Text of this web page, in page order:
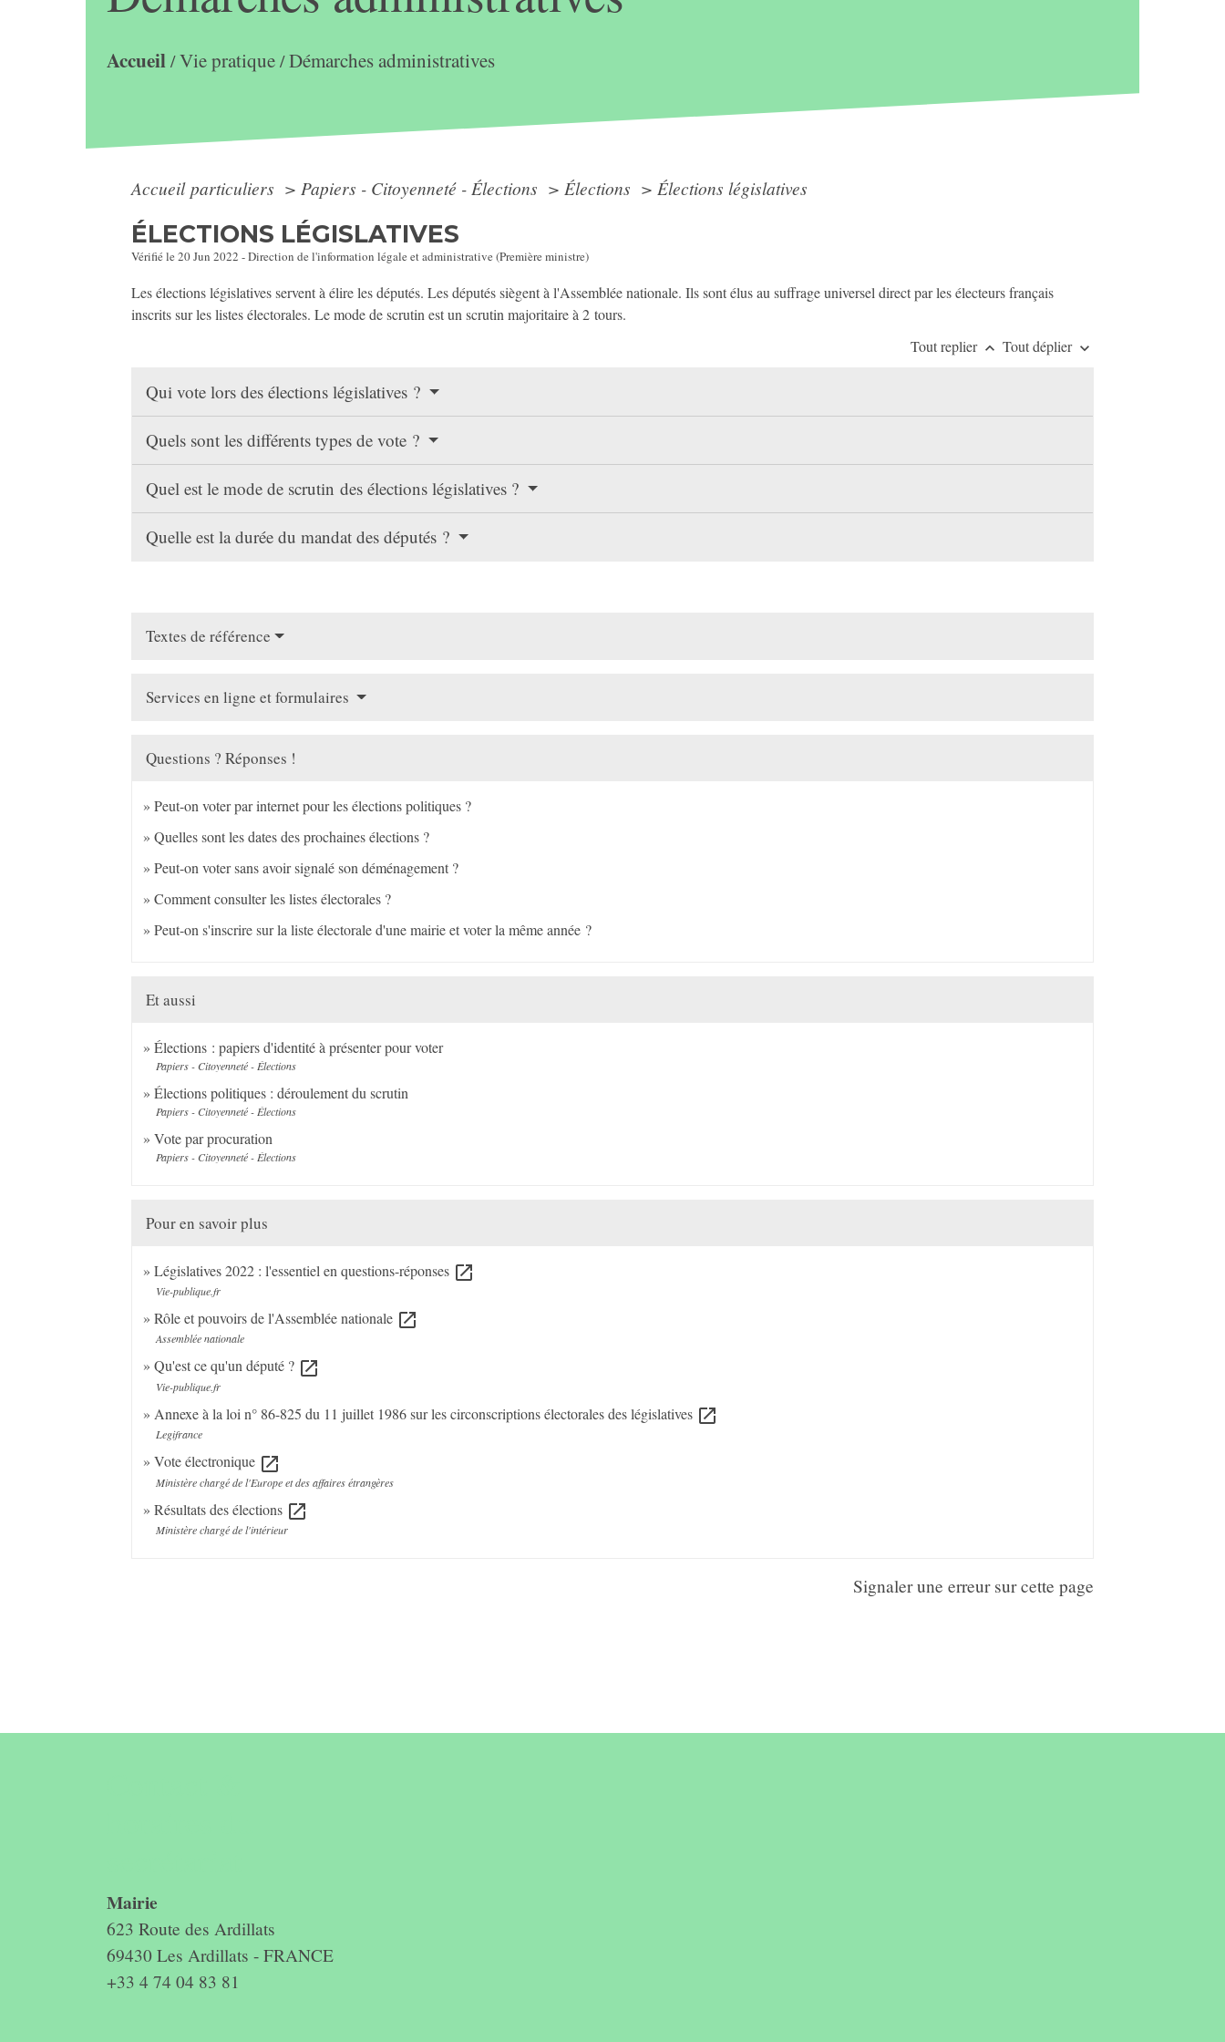
Accueil/Vie pratique/Démarches administratives
Accueil particuliers > Papiers - Citoyenneté - Élections > Élections > Élections législatives
ÉLECTIONS LÉGISLATIVES
Vérifié le 20 Jun 2022 - Direction de l'information légale et administrative (Première ministre)
Les élections législatives servent à élire les députés. Les députés siègent à l'Assemblée nationale. Ils sont élus au suffrage universel direct par les électeurs français
inscrits sur les listes électorales. Le mode de scrutin est un scrutin majoritaire à 2 tours.
Tout replier keyboard_arrow_up Tout déplier keyboard_arrow_down
Qui vote lors des élections législatives ?
Quels sont les différents types de vote ?
Quel est le mode de scrutin des élections législatives ?
Quelle est la durée du mandat des députés ?
Textes de référence
Services en ligne et formulaires
Questions ? Réponses !
Peut-on voter par internet pour les élections politiques ?
Quelles sont les dates des prochaines élections ?
Peut-on voter sans avoir signalé son déménagement ?
Comment consulter les listes électorales ?
Peut-on s'inscrire sur la liste électorale d'une mairie et voter la même année ?
Et aussi
Élections : papiers d'identité à présenter pour voter
Papiers - Citoyenneté - Élections
Élections politiques : déroulement du scrutin
Papiers - Citoyenneté - Élections
Vote par procuration
Papiers - Citoyenneté - Élections
Pour en savoir plus
Législatives 2022 : l'essentiel en questions-réponses open_in_new
Vie-publique.fr
Rôle et pouvoirs de l'Assemblée nationale open_in_new
Assemblée nationale
Qu'est ce qu'un député ? open_in_new
Vie-publique.fr
Annexe à la loi n° 86-825 du 11 juillet 1986 sur les circonscriptions électorales des législatives open_in_new
Legifrance
Vote électronique open_in_new
Ministère chargé de l'Europe et des affaires étrangères
Résultats des élections open_in_new
Ministère chargé de l'intérieur
Signaler une erreur sur cette page
Mairie
623 Route des Ardillats
69430 Les Ardillats - FRANCE
+33 4 74 04 83 81